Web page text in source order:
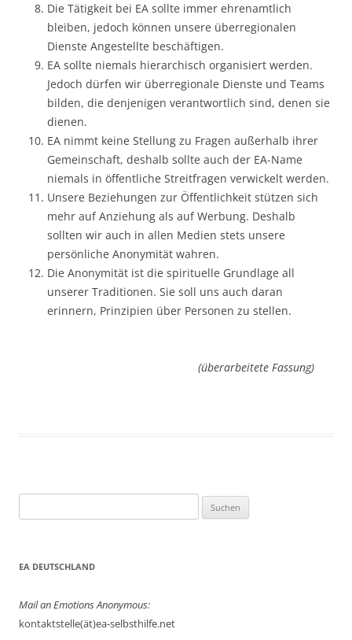
Die Tätigkeit bei EA sollte immer ehrenamtlich
bleiben, jedoch können unsere überregionalen
Dienste Angestellte beschäftigen.
EA sollte niemals hierarchisch organisiert werden.
Jedoch dürfen wir überregionale Dienste und Teams
bilden, die denjenigen verantwortlich sind, denen sie
dienen.
EA nimmt keine Stellung zu Fragen außerhalb ihrer
Gemeinschaft, deshalb sollte auch der EA-Name
niemals in öffentliche Streitfragen verwickelt werden.
Unsere Beziehungen zur Öffentlichkeit stützen sich
mehr auf Anziehung als auf Werbung. Deshalb
sollten wir auch in allen Medien stets unsere
persönliche Anonymität wahren.
Die Anonymität ist die spirituelle Grundlage all
unserer Traditionen. Sie soll uns auch daran
erinnern, Prinzipien über Personen zu stellen.
(überarbeitete Fassung)
nach:
EA DEUTSCHLAND
Mail an Emotions Anonymous:
kontaktstelle(ät)ea-selbsthilfe.net